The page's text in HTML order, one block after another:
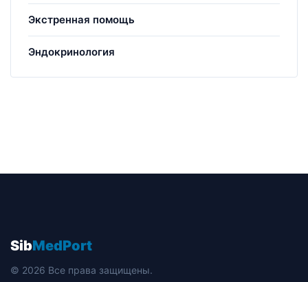
Экстренная помощь
Эндокринология
SibMedPort
© 2026 Все права защищены.